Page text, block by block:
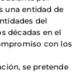
una entidad de
del
décadas en el
con los
se pretende